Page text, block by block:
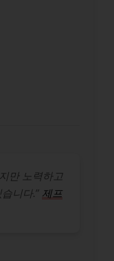
만 노력하고
니다.” 제프